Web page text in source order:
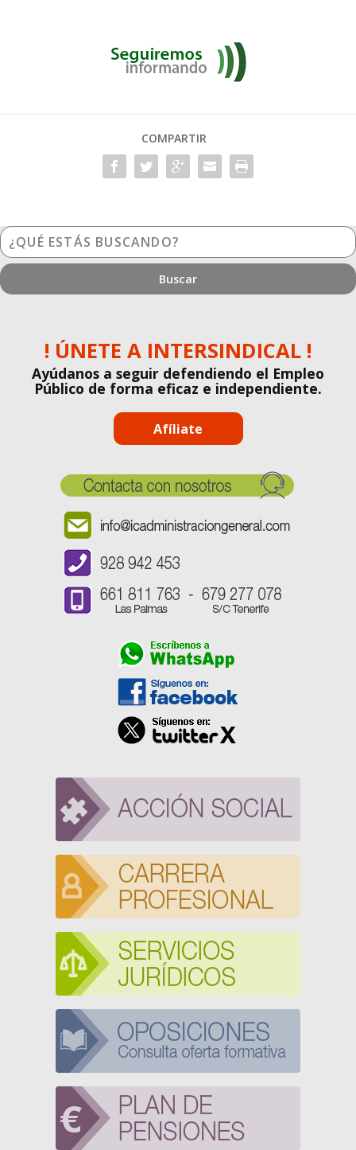
COMPARTIR
¿Qué
estás
buscando?
! ÚNETE A INTERSINDICAL !
Ayúdanos a seguir defendiendo el Empleo
Público de forma eficaz e independiente.
Afíliate